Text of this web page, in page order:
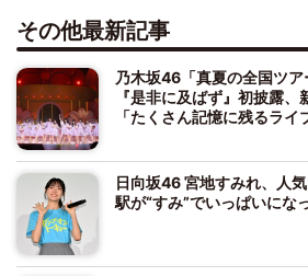
その他最新記事
乃木坂46「真夏の全国ツ
『是非に及ばず』初披露
「たくさん記憶に残るライ
日向坂46 宮地すみれ、人
駅が“すみ”でいっぱいにな